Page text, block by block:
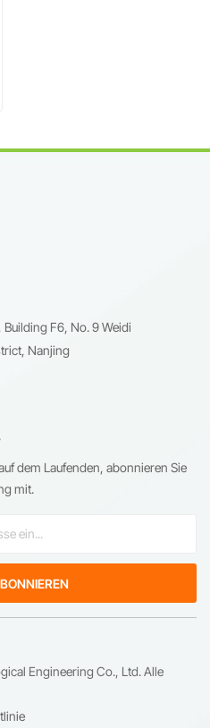
F6, No. 9 Weidi
Nanjing
dem Laufenden, abonnieren Sie
mit.
Engineering Co., Ltd. Alle